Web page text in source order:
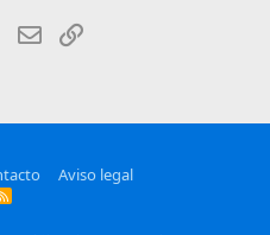
WhatsApp
Email
Aviso legal
R